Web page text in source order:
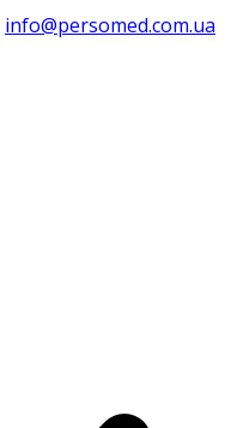
info@persomed.com.ua